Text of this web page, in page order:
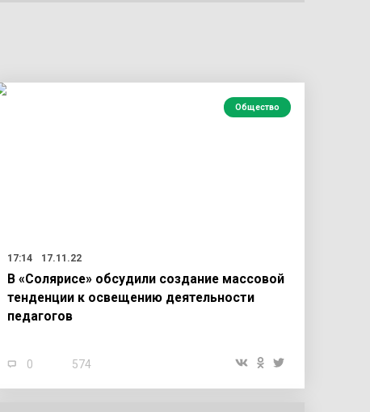
Общество
17:14 17.11.22
В «Солярисе» обсудили создание массовой
тенденции к освещению деятельности
педагогов
0 574